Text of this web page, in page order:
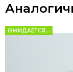
ОЖИДАЕТСЯ...